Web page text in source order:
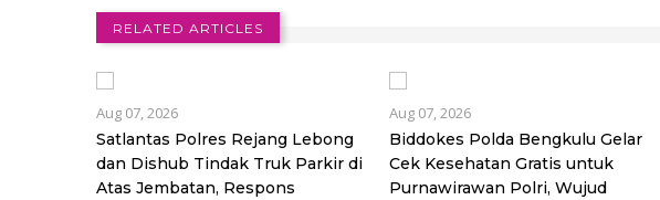
RELATED ARTICLES
Aug 07, 2026
Satlantas Polres Rejang Lebong
dan Dishub Tindak Truk Parkir di
Atas Jembatan, Respons
Aug 07, 2026
Biddokes Polda Bengkulu Gelar
Cek Kesehatan Gratis untuk
Purnawirawan Polri, Wujud